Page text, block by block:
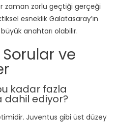
zaman zorlu geçtiği gerçeği
esneklik Galatasaray’ın
anahtarı olabilir.
Sorular ve
kadar fazla
dahil ediyor?
Juventus gibi üst düzey